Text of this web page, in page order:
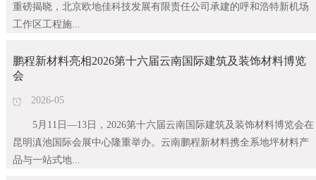
重磅揭晓，北京欧地佳科技发展有限责任公司承建的呼和浩特新机场
工作区工程施...
鹏程新材料亮相2026第十六届云南国际建筑及装饰材料博览
会
2026-05
5月11日—13日，2026第十六届云南国际建筑及装饰材料博览会在
昆明滇池国际会展中心隆重举办。云南鹏程新材料携全系地坪材料产
品与一站式地...